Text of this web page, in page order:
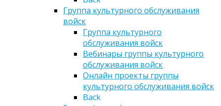
Группа культурного обслуживания
войск
Группа культурного
обслуживания войск
Вебинары группы культурного
обслуживания войск
Онлайн проекты группы
культурного обслуживания войск
Back